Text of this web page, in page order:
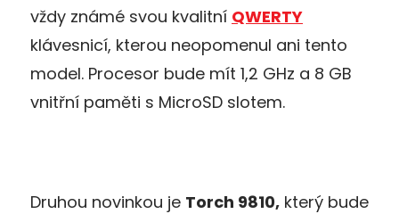
vždy známé svou kvalitní QWERTY
klávesnicí, kterou neopomenul ani tento
model. Procesor bude mít 1,2 GHz a 8 GB
vnitřní paměti s MicroSD slotem.
Druhou novinkou je Torch 9810, který bude